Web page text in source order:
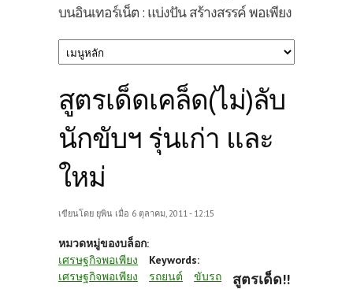
บนอินเทอร์เน็ต : แบ่งปัน สร้างสรรค์ พอเพียง
สูตรเด็ดเคล็ด(ไม่)ลับ
นักขับฯ รุ่นเก่า และ
ใหม่
เขียนโดย ยุพิน เมื่อ 6 ตุลาคม, 2011 - 12:15
หมวดหมู่ของบล็อก:
เศรษฐกิจพอเพียง
Keywords:
เศรษฐกิจพอเพียง
รถยนต์ ขับรถ
สูตรเด็ด!!